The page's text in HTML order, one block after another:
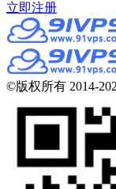
立即注册
©版权所有 2014-